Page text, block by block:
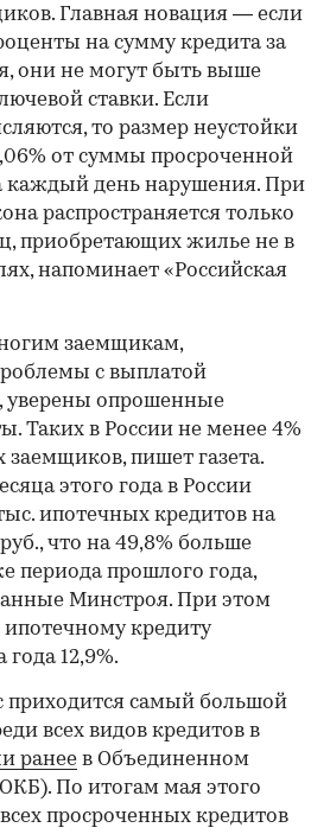
Главная новация — если
на сумму кредита за
они не могут быть выше
ставки. Если
то размер неустойки
от суммы просроченной
каждый день нарушения. При
распространяется только
приобретающих жилье не в
напоминает «Российская
заемщикам,
с выплатой
уверены опрошенные
Таких в России не менее 4%
заемщиков, пишет газета.
этого года в России
ипотечных кредитов на
что на 49,8% больше
периода прошлого года,
Минстроя. При этом
ипотечному кредиту
года 12,9%.
приходится самый большой
всех видов кредитов в
ранее в Объединенном
По итогам мая этого
просроченных кредитов